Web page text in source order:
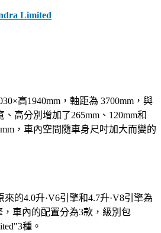
Limited
高1940mm，軸距為 3700mm，與
高分別增加了265mm、120mm和
，車內空間隨車身尺吋加大而變的
的4.0升·V6引擎和4.7升·V8引擎為
，車內的配置分為3款，級別包
種。